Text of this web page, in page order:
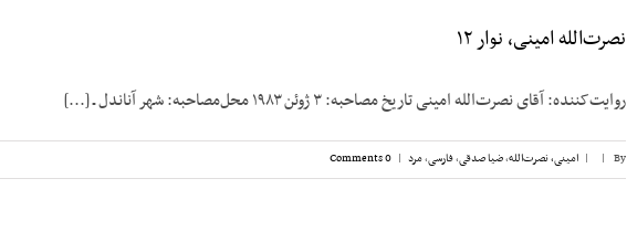
نصرت‌الله امینی، نوار ۱۲
روایت‌کننده: آقای نصرت‌الله امینی تاریخ مصاحبه: ۳ ژوئن ۱۹۸۳ محل‌مصاحبه: شهر آناندل ـ [...]
By
|
| امینی، نصرت‌الله,ضیا صدقی,فارسی,مرد |
0 Comments